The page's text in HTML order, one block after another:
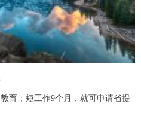
育；短工作9个月，就可申请省提